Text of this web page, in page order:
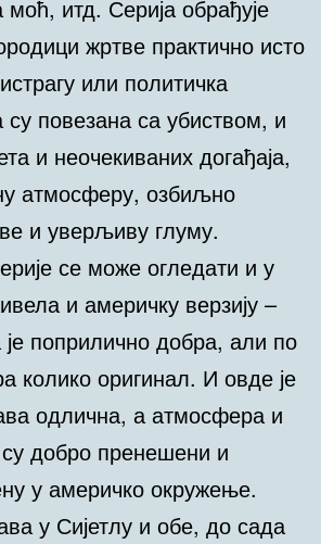
итд. Серија обрађује
жртве практично исто
или политичка
повезана са убиством, и
и неочекиваних догађаја,
атмосферу, озбиљно
и уверљиву глуму.
се може огледати и у
и америчку верзију –
је поприлично добра, али по
колико оригинал. И овде је
одлична, а атмосфера и
добро пренешени и
у америчко окружење.
у Сијетлу и обе, до сада